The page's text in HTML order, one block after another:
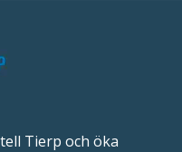
Tierp och öka